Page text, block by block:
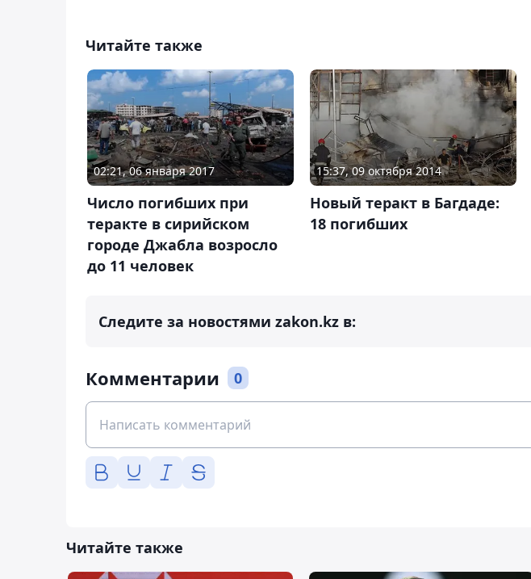
Читайте также
02:21, 06 января 2017
Число погибших при
теракте в сирийском
городе Джабла возросло
до 11 человек
15:37, 09 октября 2014
Новый теракт в Багдаде:
18 погибших
Следите за новостями zakon.kz в:
Комментарии 0
Читайте также